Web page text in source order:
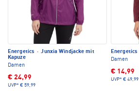
Energetics · Junxia Windjacke mit
Kapuze
Damen
€ 24,99
UVP* € 59,99
Energetics
Damen
€ 14,99
UVP* € 49,99